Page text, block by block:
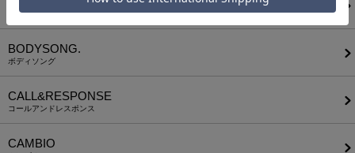
アウィナイト
BODYSONG.
ボディソング
CALL&RESPONSE
コールアンドレスポンス
CAMBIO